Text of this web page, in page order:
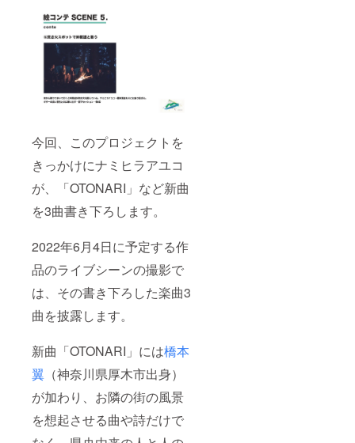
今回、このプロジェクトを
きっかけにナミヒラアユコ
が、「OTONARI」など新曲
を3曲書き下ろします。
2022年6月4日に予定する作
品のライブシーンの撮影で
は、その書き下ろした楽曲3
曲を披露します。
新曲「OTONARI」には橋本
翼 （神奈川県厚木市出身）
が加わり、お隣の街の風景
を想起させる曲や詩だけで